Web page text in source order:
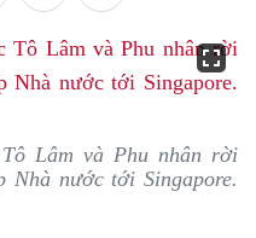
Lâm và Phu nhân rời
Nhà nước tới Singapore.